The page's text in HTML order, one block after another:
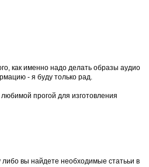
как именно надо делать образы аудио
- я буду только рад.
прогой для изготовления
либо вы найдете необходимые статььи в